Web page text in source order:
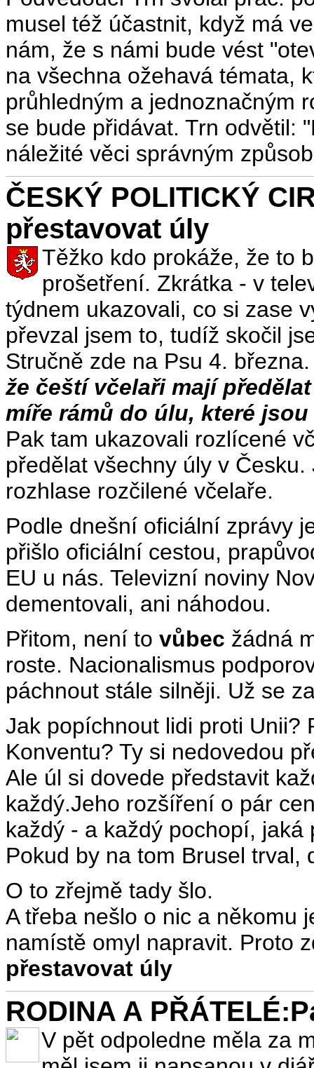
musel též účastnit, když má
nám, že s námi bude vést
na všechna ožehavá témata,
průhledným a jednoznačným
se bude přidávat. Trn odvětil:
náležité věci správným
ČESKÝ POLITICKÝ
přestavovat úly
Těžko kdo prokáže, že to
prošetření. Zkrátka - v
týdnem ukazovali, co si zase
převzal jsem to, tudíž skočil
Stručně zde na Psu 4.
že čeští včelaři mají
míře rámů do úlu, které
Pak tam ukazovali rozlícené
předělat všechny úly v
rozhlase rozčilené včelaře.
Podle dnešní oficiální zprávy
přišlo oficiální cestou,
EU u nás. Televizní noviny
dementovali, ani náhodou.
Přitom, není to vůbec žádná
roste. Nacionalismus
páchnout stále silněji. Už se
Jak popíchnout lidi proti Unii?
Konventu? Ty si nedovedou
Ale úl si dovede představit
každý.Jeho rozšíření o pár
každý - a každý pochopí,
Pokud by na tom Brusel trval,
O to zřejmě tady šlo.
A třeba nešlo o nic a někomu
namístě omyl napravit. Proto
přestavovat úly
RODINA A
V pět odpoledne měla za